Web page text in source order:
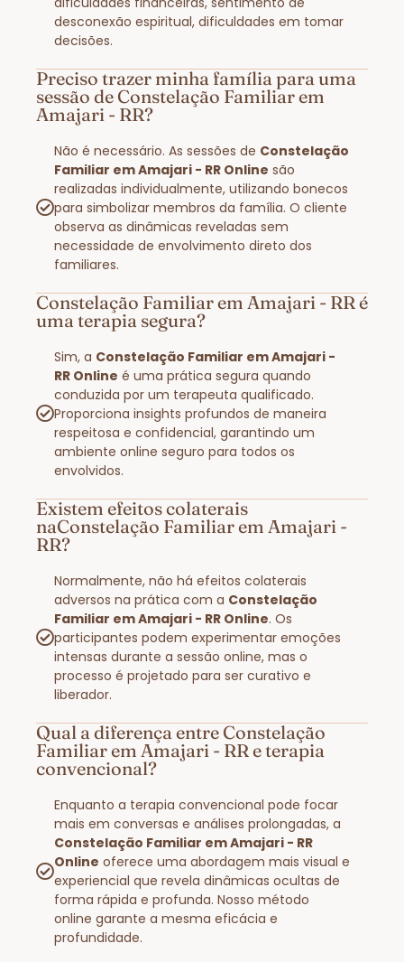
desconexão espiritual, dificuldades em tomar
decisões.
Preciso trazer minha família para uma
sessão de Constelação Familiar em
Amajari - RR?
Não é necessário. As sessões de Constelação
Familiar em Amajari - RR Online são
realizadas individualmente, utilizando bonecos
para simbolizar membros da família. O cliente
observa as dinâmicas reveladas sem
necessidade de envolvimento direto dos
familiares.
Constelação Familiar em Amajari - RR é
uma terapia segura?
Sim, a Constelação Familiar em Amajari -
RR Online é uma prática segura quando
conduzida por um terapeuta qualificado.
Proporciona insights profundos de maneira
respeitosa e confidencial, garantindo um
ambiente online seguro para todos os
envolvidos.
Existem efeitos colaterais
naConstelação Familiar em Amajari -
RR?
Normalmente, não há efeitos colaterais
adversos na prática com a Constelação
Familiar em Amajari - RR Online. Os
participantes podem experimentar emoções
intensas durante a sessão online, mas o
processo é projetado para ser curativo e
liberador.
Qual a diferença entre Constelação
Familiar em Amajari - RR e terapia
convencional?
Enquanto a terapia convencional pode focar
mais em conversas e análises prolongadas, a
Constelação Familiar em Amajari - RR
Online oferece uma abordagem mais visual e
experiencial que revela dinâmicas ocultas de
forma rápida e profunda. Nosso método
online garante a mesma eficácia e
profundidade.